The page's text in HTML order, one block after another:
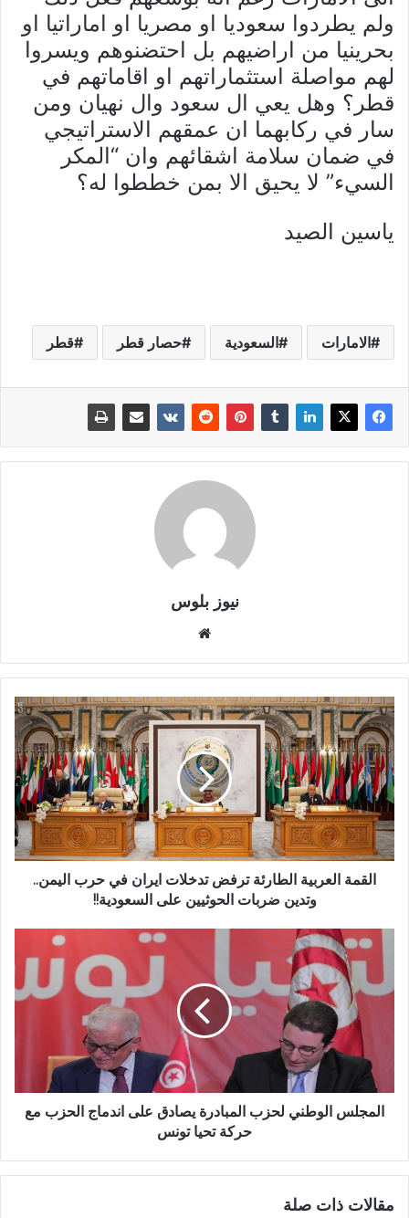
ولم يطردوا سعوديا او مصريا او اماراتيا او
بحرينيا من اراضيهم بل احتضنوهم ويسروا
لهم مواصلة استثماراتهم او اقاماتهم في
قطر؟ وهل يعي ال سعود وال نهيان ومن
سار في ركابهما ان عمقهم الاستراتيجي
في ضمان سلامة اشقائهم وان “المكر
السيء” لا يحيق الا بمن خططوا له؟
ياسين الصيد
الامارات السعودية حصار قطر قطر
نيوز بلوس
القمة العربية الطارئة ترفض تدخلات ايران في حرب اليمن..
وتدين ضربات الحوثيين على السعودية!!
المجلس الوطني لحزب المبادرة يصادق على اندماج الحزب مع
حركة تحيا تونس
مقالات ذات صلة